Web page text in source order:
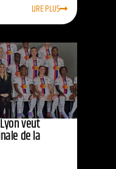
LIRE PLUS
veut
de la